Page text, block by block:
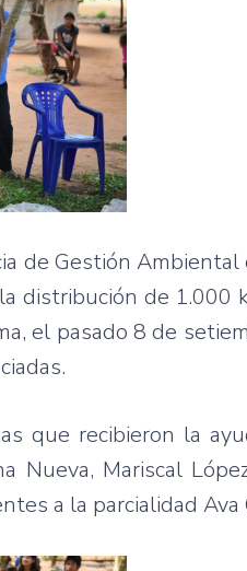
de Gestión
distribución de
el pasado 8 de
que recibieron la
Mariscal
a la parcialidad Ava